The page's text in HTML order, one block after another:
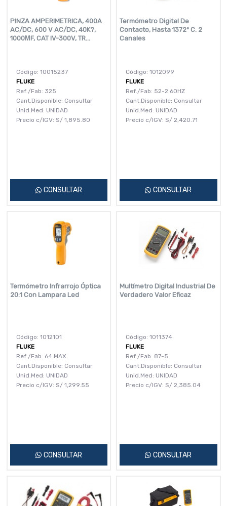
PINZA AMPERIMETRICA, 400A
AC/DC, 600 V AC/DC, 40K?,
1000ΜF, CAT IV-300V, TR...
Código: 10015237
FLUKE
Ref./Fab: 325
Cant.Disponible: Consultar
Unid.Med: UNIDAD
Precio c/IGV: S/ 1,895.80
CONSULTAR
Termómetro Digital De
Contacto, Hasta 1372º C. 2
Canales
Código: 1012099
FLUKE
Ref./Fab: 52-2 60HZ
Cant.Disponible: Consultar
Unid.Med: UNIDAD
Precio c/IGV: S/ 2,420.71
CONSULTAR
Termómetro Infrarrojo Óptica
20:1 Con Lampara Led
Código: 1012101
FLUKE
Ref./Fab: 64 MAX
Cant.Disponible: Consultar
Unid.Med: UNIDAD
Precio c/IGV: S/ 1,299.55
CONSULTAR
Multímetro Digital Industrial De
Verdadero Valor Eficaz
Código: 1011374
FLUKE
Ref./Fab: 87-5
Cant.Disponible: Consultar
Unid.Med: UNIDAD
Precio c/IGV: S/ 2,385.04
CONSULTAR